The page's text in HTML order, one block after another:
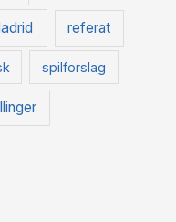
referat
spilforslag